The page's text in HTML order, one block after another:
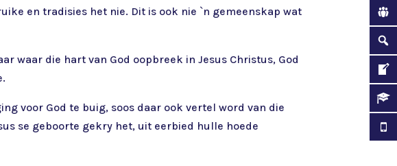
en tradisies het nie. Dit is ook nie `n gemeenskap wat
waar die hart van God oopbreek in Jesus Christus, God
voor God te buig, soos daar ook vertel word van die
se geboorte gekry het, uit eerbied hulle hoede